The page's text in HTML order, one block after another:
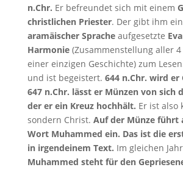
n.Chr. Er befreundet sich mit einem
christlichen Priester. Der gibt ihm
aramäischer Spracheaufgesetzte
Harmonie(Zusammenstellung aller 4
einer einzigen Geschichte) zum
und ist begeistert. 644 n.Chr. wird er
647 n.Chr. lässt er Münzen von sich
der er ein Kreuz hochhält. Er ist also
sondern Christ. Auf der Münze führt
Wort Muhammed ein. Das ist die
in irgendeinem Text. Im gleichen
Muhammed steht für den